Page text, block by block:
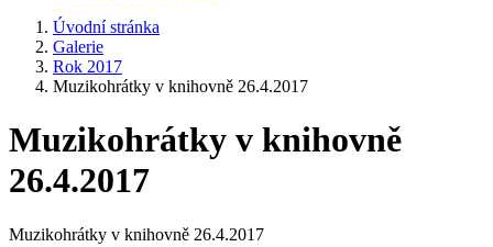
Úvodní stránka
Galerie
Rok 2017
Muzikohrátky v knihovně 26.4.2017
Muzikohrátky v knihovně
26.4.2017
Muzikohrátky v knihovně 26.4.2017